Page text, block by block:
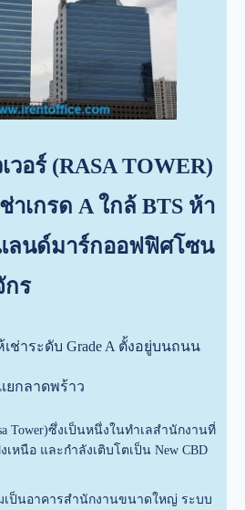
วอร์ (RASA TOWER)
าเกรด A ใกล้ BTS ห้า
ลนด์มาร์กออฟฟิศโซน
กร
ช่าระดับ Grade A ตั้งอยู่บนถนน
ยกลาดพร้าว
Tower)ซึ่งเป็นหนึ่งในทำเลสำนักงานที่
หนือ และกำลังเติบโตเป็น New CBD
เป็นอาคารสำนักงานขนาดใหญ่ ระบบ